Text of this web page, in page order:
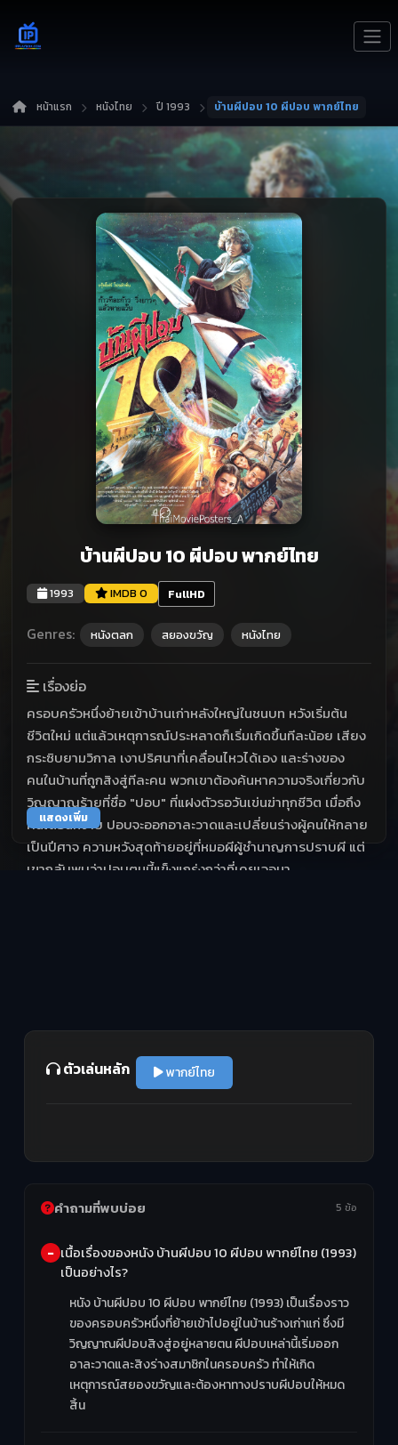
หน้าแรก หนังไทย ปี 1993 บ้านผีปอบ 10 ผีปอบ พากย์ไทย
บ้านผีปอบ 10 ผีปอบ พากย์ไทย
1993 IMDB 0 FullHD
Genres: หนังตลก สยองขวัญ หนังไทย
เรื่องย่อ
ครอบครัวหนึ่งย้ายเข้าบ้านเก่าหลังใหญ่ในชนบท หวังเริ่มต้น
ชีวิตใหม่ แต่แล้วเหตุการณ์ประหลาดก็เริ่มเกิดขึ้นทีละน้อย เสียง
กระซิบยามวิกาล เงาปริศนาที่เคลื่อนไหวได้เอง และร่างของ
คนในบ้านที่ถูกสิงสู่ทีละคน พวกเขาต้องค้นหาความจริงเกี่ยวกับ
วิญญาณร้ายที่ชื่อ "ปอบ" ที่แฝงตัวรอวันเข่นฆ่าทุกชีวิต เมื่อถึง
คืนเดือนหงาย ปอบจะออกอาละวาดและเปลี่ยนร่างผู้คนให้กลาย
เป็นปีศาจ ความหวังสุดท้ายอยู่ที่หมอผีผู้ชำนาญการปราบผี แต่
เขากลับพบว่าปอบตนนี้แข็งแกร่งกว่าที่เคยเจอมา
แสดงเพิ่ม
ตัวเล่นหลัก พากย์ไทย
คำถามที่พบบ่อย 5 ข้อ
เนื้อเรื่องของหนัง บ้านผีปอบ 10 ผีปอบ พากย์ไทย (1993)
เป็นอย่างไร?
หนัง บ้านผีปอบ 10 ผีปอบ พากย์ไทย (1993) เป็นเรื่องราว
ของครอบครัวหนึ่งที่ย้ายเข้าไปอยู่ในบ้านร้างเก่าแก่ ซึ่งมี
วิญญาณผีปอบสิงสู่อยู่หลายตน ผีปอบเหล่านี้เริ่มออก
อาละวาดและสิงร่างสมาชิกในครอบครัว ทำให้เกิด
เหตุการณ์สยองขวัญและต้องหาทางปราบผีปอบให้หมด
สิ้น